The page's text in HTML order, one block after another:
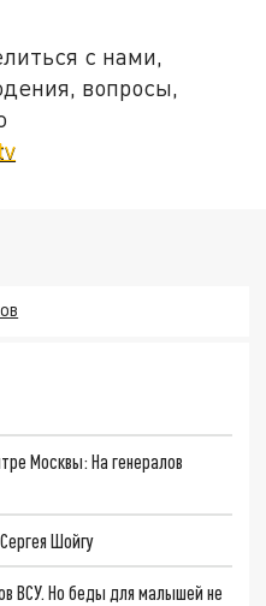
с нами,
вопросы,
Москвы: На генералов
Шойгу
ВСУ. Но беды для малышей не